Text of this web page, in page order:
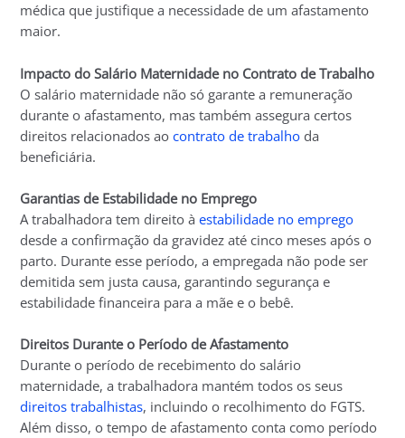
médica que justifique a necessidade de um afastamento
maior.
Impacto do Salário Maternidade no Contrato de Trabalho
O salário maternidade não só garante a remuneração
durante o afastamento, mas também assegura certos
direitos relacionados aocontrato de trabalho da
beneficiária.
Garantias de Estabilidade no Emprego
A trabalhadora tem direito àestabilidade no emprego
desde a confirmação da gravidez até cinco meses após o
parto. Durante esse período, a empregada não pode ser
demitida sem justa causa, garantindo segurança e
estabilidade financeira para a mãe e o bebê.
Direitos Durante o Período de Afastamento
Durante o período de recebimento do salário
maternidade, a trabalhadora mantém todos os seus
direitos trabalhistas, incluindo o recolhimento do FGTS.
Além disso, o tempo de afastamento conta como período